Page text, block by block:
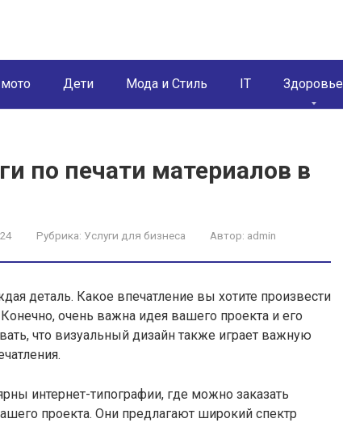
Дети Мода и Стиль IT Здоровье
по печати материалов в
Рубрика: Услуги для бизнеса Автор: admin
деталь. Какое впечатление вы хотите произвести
очень важна идея вашего проекта и его
что визуальный дизайн также играет важную
интернет-типографии, где можно заказать
проекта. Они предлагают широкий спектр